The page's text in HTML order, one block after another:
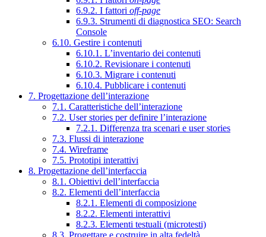
6.9.2. I fattori off-page
6.9.3. Strumenti di diagnostica SEO: Search
Console
6.10. Gestire i contenuti
6.10.1. L’inventario dei contenuti
6.10.2. Revisionare i contenuti
6.10.3. Migrare i contenuti
6.10.4. Pubblicare i contenuti
7. Progettazione dell’interazione
7.1. Caratteristiche dell’interazione
7.2. User stories per definire l’interazione
7.2.1. Differenza tra scenari e user stories
7.3. Flussi di interazione
7.4. Wireframe
7.5. Prototipi interattivi
8. Progettazione dell’interfaccia
8.1. Obiettivi dell’interfaccia
8.2. Elementi dell’interfaccia
8.2.1. Elementi di composizione
8.2.2. Elementi interattivi
8.2.3. Elementi testuali (microtesti)
8.3. Progettare e costruire in alta fedeltà